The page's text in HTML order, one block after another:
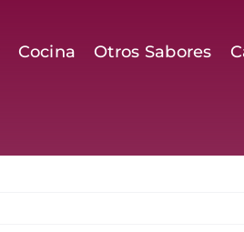
Cocina Otros Sabores